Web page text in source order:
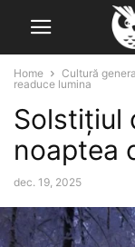
Home Cultură
readuce lumina
Solstiţiul
noaptea
dec. 19, 2025